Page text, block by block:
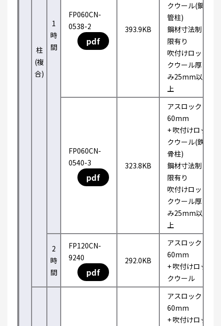
柱
(複
合)
1
時
間
FP060CN-
0538-2
pdf
393.9KB
クウール(鋼
管柱)
鋼材寸法制
限有り
吹付けロッ
クウール厚
み25mm以
上
FP060CN-
0540-3
pdf
323.8KB
アスロック
60mm
+ 吹付けロッ
クウール(鉄
骨柱)
鋼材寸法制
限有り
吹付けロッ
クウール厚
み25mm以
上
2
時
間
FP120CN-
9240
pdf
292.0KB
アスロック
60mm
+ 吹付けロッ
クウール
アスロック
60mm
+ 吹付けロッ